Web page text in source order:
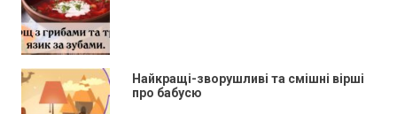
Найкращі-зворушливі та смішні вірші
про бабусю